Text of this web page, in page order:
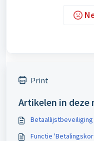
Print
Artikelen in deze
Functie